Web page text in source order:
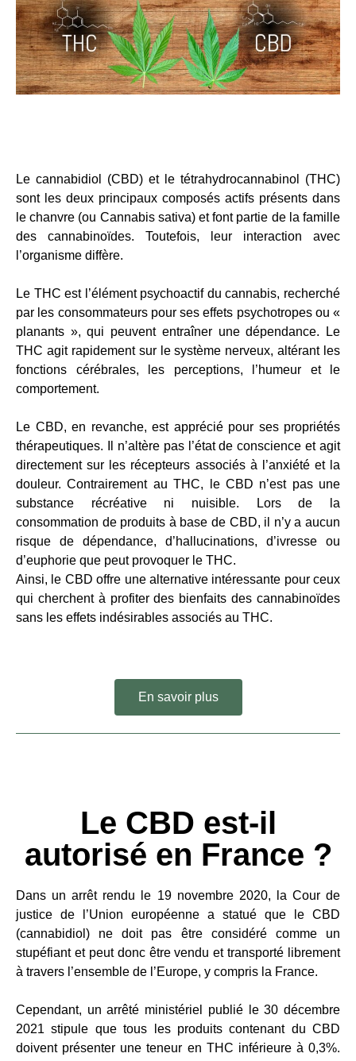
Le cannabidiol (CBD) et le tétrahydrocannabinol (THC)
sont les deux principaux composés actifs présents dans
le chanvre (ou Cannabis sativa) et font partie de la famille
des cannabinoïdes. Toutefois, leur interaction avec
l’organisme diffère.
Le THC est l’élément psychoactif du cannabis, recherché
par les consommateurs pour ses effets psychotropes ou «
planants », qui peuvent entraîner une dépendance. Le
THC agit rapidement sur le système nerveux, altérant les
fonctions cérébrales, les perceptions, l’humeur et le
comportement.
Le CBD, en revanche, est apprécié pour ses propriétés
thérapeutiques. Il n’altère pas l’état de conscience et agit
directement sur les récepteurs associés à l’anxiété et la
douleur. Contrairement au THC, le CBD n’est pas une
substance récréative ni nuisible. Lors de la
consommation de produits à base de CBD, il n’y a aucun
risque de dépendance, d’hallucinations, d’ivresse ou
d’euphorie que peut provoquer le THC.
Ainsi, le CBD offre une alternative intéressante pour ceux
qui cherchent à profiter des bienfaits des cannabinoïdes
sans les effets indésirables associés au THC.
En savoir plus
Le CBD est-il
autorisé en France ?
Dans un arrêt rendu le 19 novembre 2020, la Cour de
justice de l’Union européenne a statué que le CBD
(cannabidiol) ne doit pas être considéré comme un
stupéfiant et peut donc être vendu et transporté librement
à travers l’ensemble de l’Europe, y compris la France.
Cependant, un arrêté ministériel publié le 30 décembre
2021 stipule que tous les produits contenant du CBD
doivent présenter une teneur en THC inférieure à 0,3%.